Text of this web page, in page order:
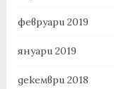
февруари 2019
януари 2019
декември 2018